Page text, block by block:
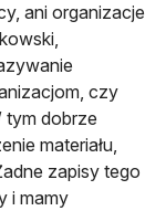
ani organizacje
czy
tym dobrze
materiału,
zapisy tego
i mamy